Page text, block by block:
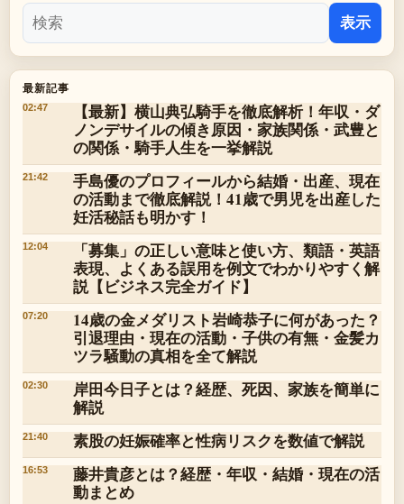
表示
最新記事
02:47
【最新】横山典弘騎手を徹底解析！年収・ダ
ノンデサイルの傾き原因・家族関係・武豊と
の関係・騎手人生を一挙解説
21:42
手島優のプロフィールから結婚・出産、現在
の活動まで徹底解説！41歳で男児を出産した
妊活秘話も明かす！
12:04
「募集」の正しい意味と使い方、類語・英語
表現、よくある誤用を例文でわかりやすく解
説【ビジネス完全ガイド】
07:20
14歳の金メダリスト岩崎恭子に何があった？
引退理由・現在の活動・子供の有無・金髪カ
ツラ騒動の真相を全て解説
02:30
岸田今日子とは？経歴、死因、家族を簡単に
解説
21:40 素股の妊娠確率と性病リスクを数値で解説
16:53
藤井貴彦とは？経歴・年収・結婚・現在の活
動まとめ